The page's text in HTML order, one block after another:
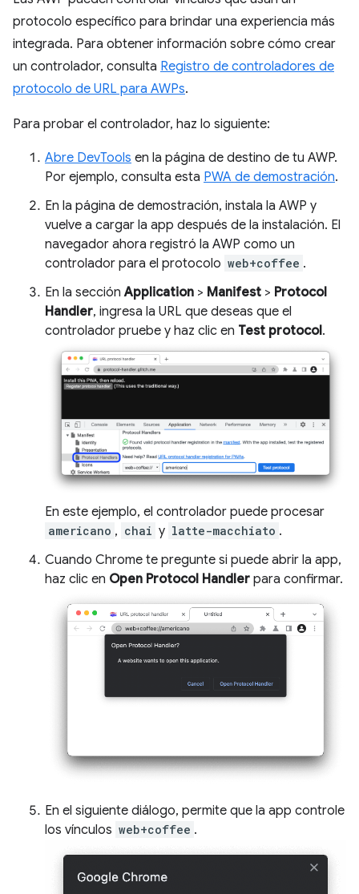
protocolo específico para brindar una experiencia más
integrada. Para obtener información sobre cómo crear
un controlador, consulta Registro de controladores de
protocolo de URL para AWPs.
Para probar el controlador, haz lo siguiente:
Abre DevTools en la página de destino de tu AWP.
Por ejemplo, consulta esta PWA de demostración.
En la página de demostración, instala la AWP y
vuelve a cargar la app después de la instalación. El
navegador ahora registró la AWP como un
controlador para el protocolo web+coffee .
En la secciónApplication > Manifest > Protocol
Handler, ingresa la URL que deseas que el
controlador pruebe y haz clic en Test protocol.
En este ejemplo, el controlador puede procesar
americano , chai y latte-macchiato .
Cuando Chrome te pregunte si puede abrir la app,
haz clic en Open Protocol Handler para confirmar.
En el siguiente diálogo, permite que la app controle
los vínculos web+coffee .